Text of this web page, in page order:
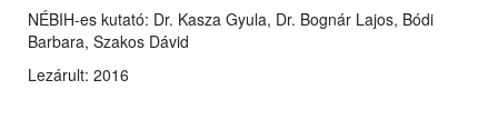
NÉBIH-es kutató: Dr. Kasza Gyula, Dr. Bognár Lajos, Bódi
Barbara, Szakos Dávid
Lezárult: 2016